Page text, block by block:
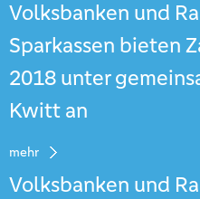
Volksbanken und
Sparkassen bieten
2018 unter
Kwitt an
mehr
Volksbanken und